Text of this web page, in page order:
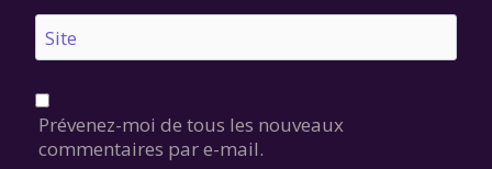
Site
Prévenez-moi de tous les nouveaux
commentaires par e-mail.